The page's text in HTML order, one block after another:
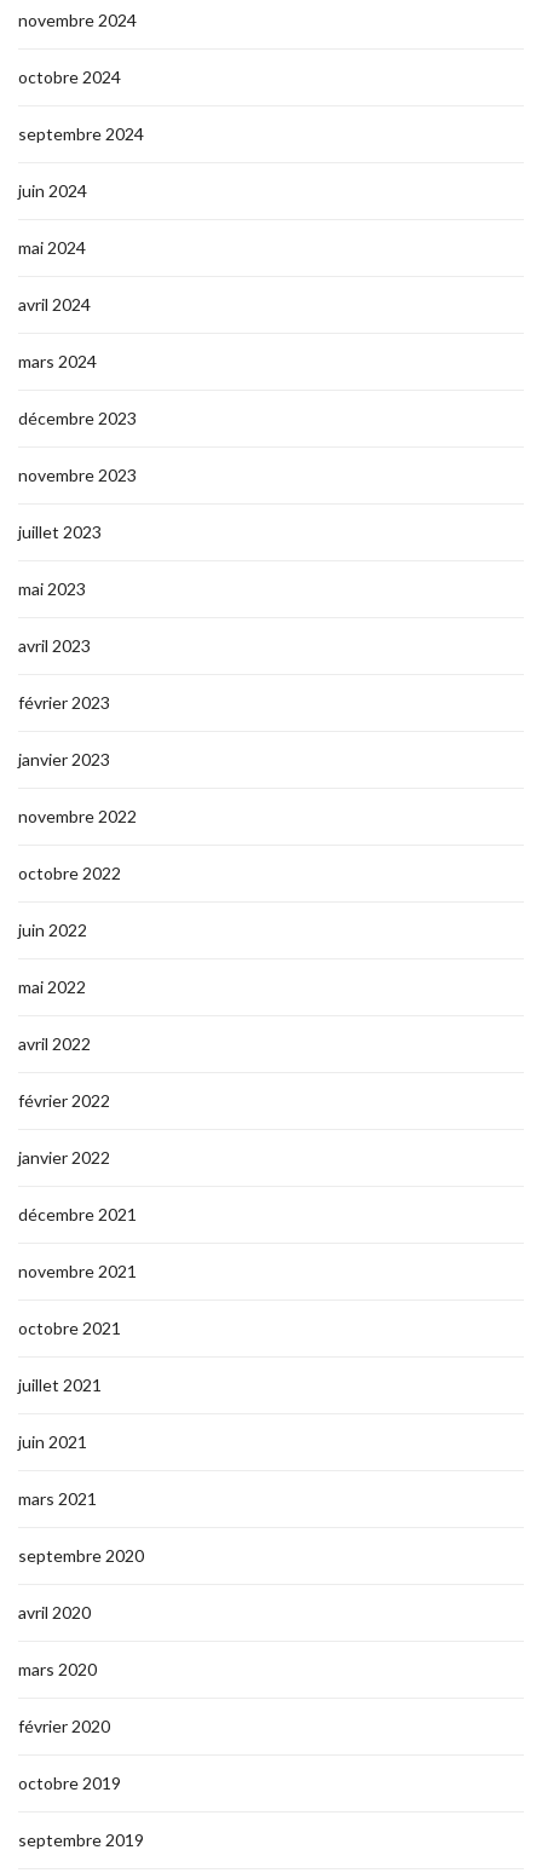
novembre 2024
octobre 2024
septembre 2024
juin 2024
mai 2024
avril 2024
mars 2024
décembre 2023
novembre 2023
juillet 2023
mai 2023
avril 2023
février 2023
janvier 2023
novembre 2022
octobre 2022
juin 2022
mai 2022
avril 2022
février 2022
janvier 2022
décembre 2021
novembre 2021
octobre 2021
juillet 2021
juin 2021
mars 2021
septembre 2020
avril 2020
mars 2020
février 2020
octobre 2019
septembre 2019